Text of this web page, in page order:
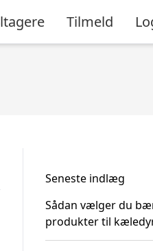
Tilmeld
Seneste indlæg
Sådan vælger du
produkter til